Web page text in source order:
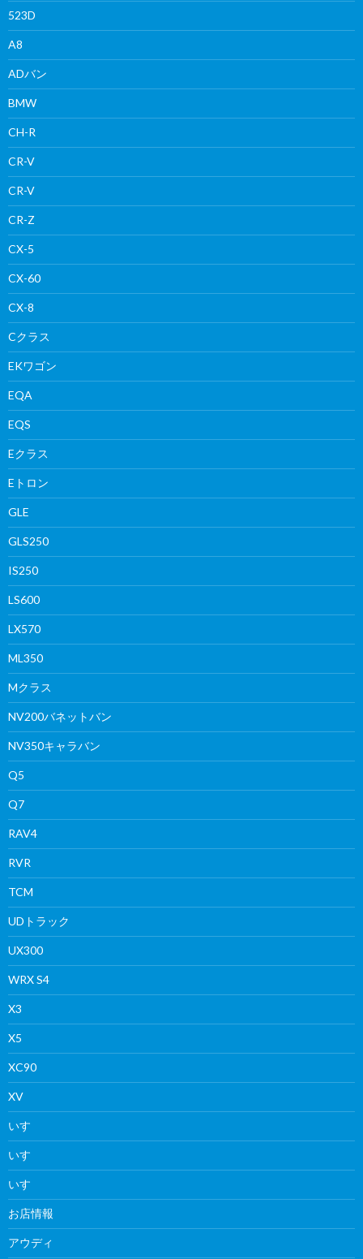
523D
A8
ADバン
BMW
CH-R
CR-V
CR-V
CR-Z
CX-5
CX-60
CX-8
Cクラス
EKワゴン
EQA
EQS
Eクラス
Eトロン
GLE
GLS250
IS250
LS600
LX570
ML350
Mクラス
NV200バネットバン
NV350キャラバン
Q5
Q7
RAV4
RVR
TCM
UDトラック
UX300
WRX S4
X3
X5
XC90
XV
いすゞ
いすゞ
いすゞ
お店情報
アウディ